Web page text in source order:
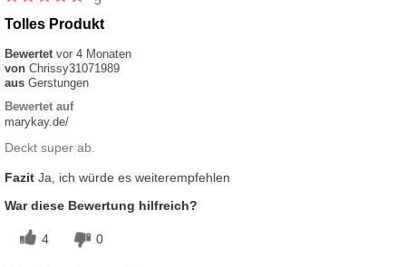
Tolles Produkt
Bewertet vor 4 Monaten
von Chrissy31071989
aus Gerstungen
Bewertet auf
marykay.de/
Deckt super ab.
Fazit Ja, ich würde es weiterempfehlen
War diese Bewertung hilfreich?
4 0